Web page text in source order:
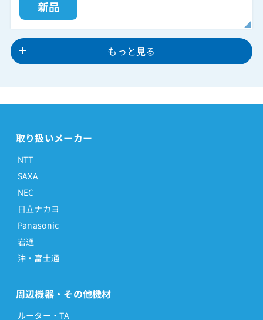
もっと見る
取り扱いメーカー
NTT
SAXA
NEC
日立ナカヨ
Panasonic
岩通
沖・富士通
周辺機器・その他機材
ルーター・TA